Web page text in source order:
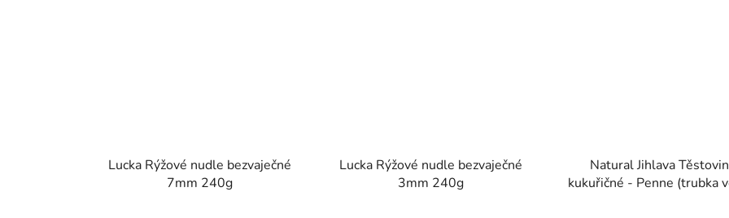
Lucka Rýžové nudle bezvaječné
7mm 240g
Lucka Rýžové nudle bezvaječné
3mm 240g
Natural Jihlava
kukuřičné - Penne (trubka